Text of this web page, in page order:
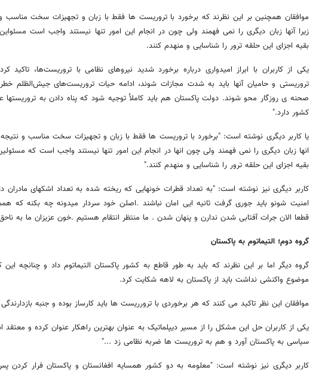
موافقان همچنین بر این نظرند که برخورد با تروریست ها فقط با زبان و تجهیزات سخت
زیرا آنها زبان دیگری را نمی فهمند ولی چون در انجام این امور تنها نیستند واجب است
بقیه اجزای این حلقه ترور را شناسایی و منهدم کنند.
یکی از کاربران با ابراز امیدواری درباره برخورد شدید نیروهای نظامی با تروریست‌ها،
تروریستی و حامیان آنها باید به شدت مجازات شوند، ادامه حیات تروریست‌های جیش‌الظلم
صحنه ی روزگار محو شوند. دولت پاکستان هم باید کاملأ توجیه شود که پناه دادن به تروریستها
کشور دارد."
یا کاربر دیگری نوشته است: "برخورد با تروریست ها فقط با زبان و تجهیزات سخت مناسب و
انها زبان دیگری را نمی فهمند ولی چون انها در انجام این امور تنها نیستند واجب است که
بقیه اجزای این حلقه ترور را شناسایی و منهدم کنند."
کاربر دیگری نیز نوشته است: "به تعداد قطرات خونهایی که ریخته شده به تعداد اشکهای مادران
امنیت شونو باید جوری گرفت ثانیه ایی امان نباشند .‌اصلن خود سردار میدونه چه بکنه که
قطعا الان جرات آفتابی شدن ندارن و پنهان شدن . ما منتظر انتقام هستیم .خون عزیزان ما به
گروه دوم؛ التیماتوم به پاکستان
گروه دیگر اما بر این نظرند که باید به طور قاطع به کشور پاکستان التیماتوم داد و چنانچه
موضوع واکنشی نداشت باید از پاکستان به لاهه شکایت کرد.
موافقان این نظر تاکید می کنند که هر برخوردی با ترورریست ها باید کارساز بوده و جنبه
یکی از کاربران حل این مشکل را از مسیر دیپلماتیک به عنوان بهترین راهکار عنوان کرده و
سیاسی به پاکستان آورد و هم به تروریست ها ضربه نظامی زد ..."
کاربر دیگری نیز نوشته است: "معلومه به دو کشور همسایه افغانستان و پاکستان فرار کردن